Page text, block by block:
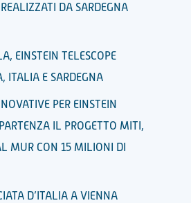
DA SARDEGNA
EINSTEIN TELESCOPE
ITALIA E SARDEGNA
PER EINSTEIN
IL PROGETTO MITI,
MUR CON 15 MILIONI DI
D’ITALIA A VIENNA